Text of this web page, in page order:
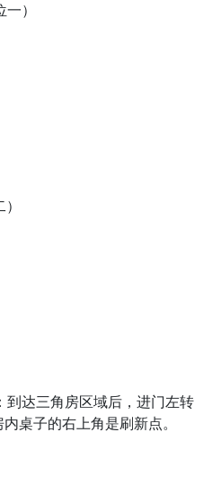
）
到达三角房区域后，进门左转
桌子的右上角是刷新点。